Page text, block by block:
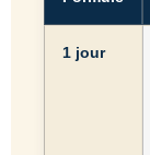
1 jour